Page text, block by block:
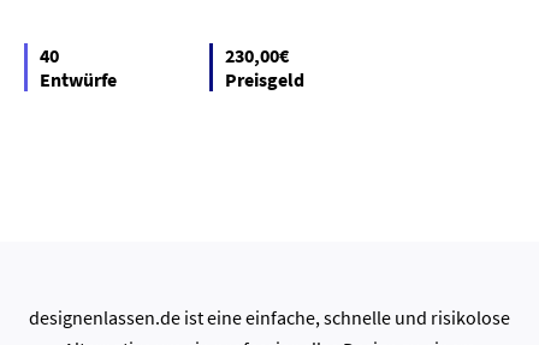
40
Entwürfe
230,00€
Preisgeld
designenlassen.de ist eine einfache, schnelle und risikolose